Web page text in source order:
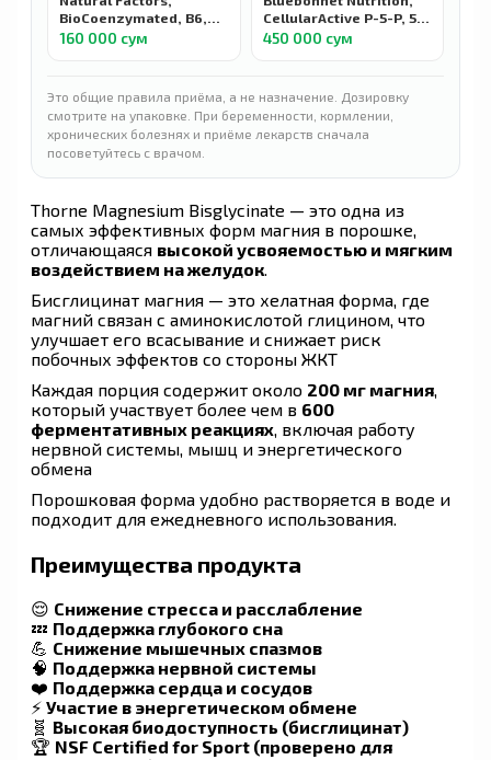
BioCoenzymated, B6,
пиридоксал-5-фосфат,
Pyridoxal 5-phosphate,
160 000 сум
CellularActive P-5-P, 50
мг, 90 растительных
450 000 сум
Это общие правила приёма, а не назначение. Дозировку
смотрите на упаковке. При беременности, кормлении,
хронических болезнях и приёме лекарств сначала
посоветуйтесь с врачом.
Thorne Magnesium Bisglycinate — это одна из
самых эффективных форм магния в порошке,
отличающаяся высокой усвояемостью и мягким
воздействием на желудок
Бисглицинат магния — это хелатная форма, где
магний связан с аминокислотой глицином, что
улучшает его всасывание и снижает риск
побочных эффектов со стороны ЖКТ
Каждая порция содержит около 200 мг магния
который участвует более чем в 600
ферментативных реакциях , включая работу
нервной системы, мышц и энергетического
обмена
Порошковая форма удобно растворяется в воде и
подходит для ежедневного использования.
Преимущества продукта
😌 Снижение стресса и расслабление
💤 Поддержка глубокого сна
💪 Снижение мышечных спазмов
🧠 Поддержка нервной системы
❤️ Поддержка сердца и сосудов
⚡ Участие в энергетическом обмене
🧬 Высокая биодоступность (бисглицинат)
🏆 NSF Certified for Sport (проверено для